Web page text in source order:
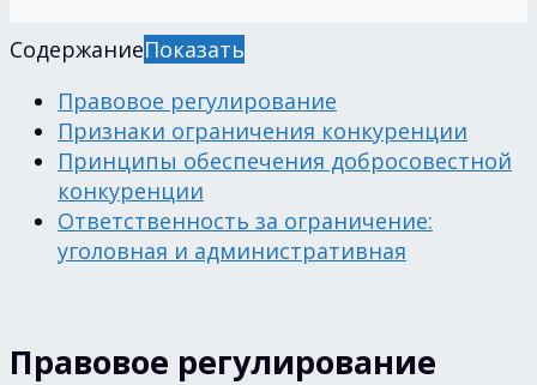
СодержаниеПоказать
Правовое регулирование
Признаки ограничения конкуренции
Принципы обеспечения добросовестной
конкуренции
Ответственность за ограничение:
уголовная и административная
Правовое регулирование